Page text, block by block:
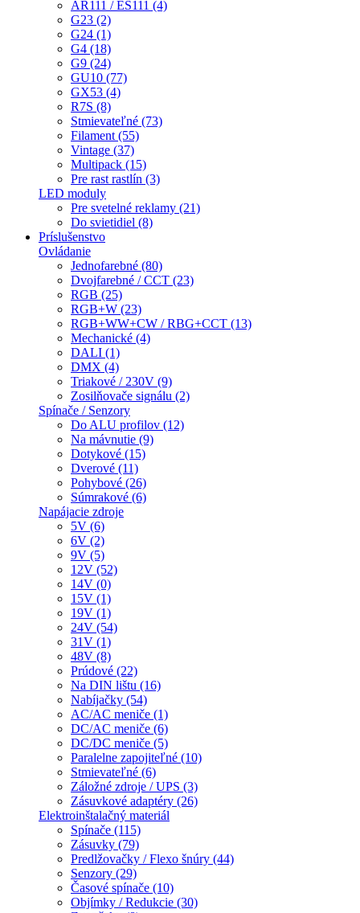
AR111 / ES111 (4)
G23 (2)
G24 (1)
G4 (18)
G9 (24)
GU10 (77)
GX53 (4)
R7S (8)
Stmievateľné (73)
Filament (55)
Vintage (37)
Multipack (15)
Pre rast rastlín (3)
LED moduly
Pre svetelné reklamy (21)
Do svietidiel (8)
Príslušenstvo
Ovládanie
Jednofarebné (80)
Dvojfarebné / CCT (23)
RGB (25)
RGB+W (23)
RGB+WW+CW / RBG+CCT (13)
Mechanické (4)
DALI (1)
DMX (4)
Triakové / 230V (9)
Zosilňovače signálu (2)
Spínače / Senzory
Do ALU profilov (12)
Na mávnutie (9)
Dotykové (15)
Dverové (11)
Pohybové (26)
Súmrakové (6)
Napájacie zdroje
5V (6)
6V (2)
9V (5)
12V (52)
14V (0)
15V (1)
19V (1)
24V (54)
31V (1)
48V (8)
Prúdové (22)
Na DIN lištu (16)
Nabíjačky (54)
AC/AC meniče (1)
DC/AC meniče (6)
DC/DC meniče (5)
Paralelne zapojiteľné (10)
Stmievateľné (6)
Záložné zdroje / UPS (3)
Zásuvkové adaptéry (26)
Elektroinštalačný materiál
Spínače (115)
Zásuvky (79)
Predlžovačky / Flexo šnúry (44)
Senzory (29)
Časové spínače (10)
Objímky / Redukcie (30)